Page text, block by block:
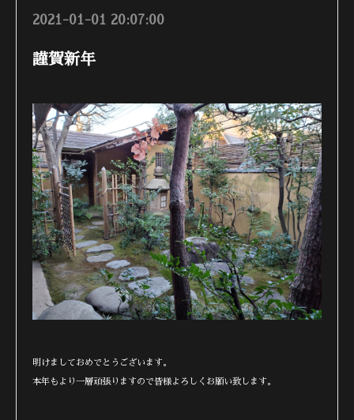
2021-01-01 20:07:00
謹賀新年
明けましておめでとうございます。
本年もより一層頑張りますので皆様よろしくお願い致します。